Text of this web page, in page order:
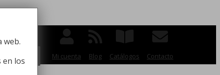
Mi cuenta Blog Catálogos Contacto
web.
en los